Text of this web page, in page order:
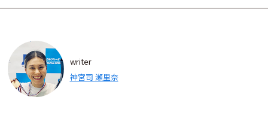
writer
神宮司 瀬里奈